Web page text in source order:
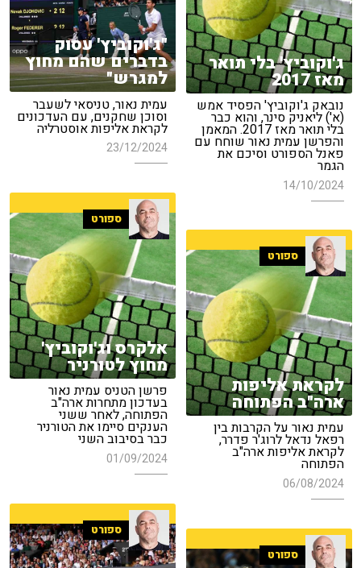
"ג'וקוביץ' עסוק
בדברים שהם מחוץ
למגרש"
עמית נאור, טניסאי לשעבר
וסוכן שחקנים, עם העדכונים
לקראת אליפות אוסטרליה
23/12/2024
ג'וקוביץ' בלי תואר
מאז 2017
נובאק ג'וקוביץ' הפסיד אמש
(א') ליאניק סינר, והוא כבר
בלי תואר מאז 2017. המאמן
והפרשן עמית נאור שוחח עם
פאנל הספורט וסיכם את
הגמר
14/10/2024
ספורט
אלקרס וג'וקוביץ'
מחוץ לטורניר
פרשן הטניס עמית נאור
בעדכון מתחרות ארה"ב
הפתוחה, לאחר ששני
הענקים סיימו את הטורניר
כבר בסיבוב השני
01/09/2024
ספורט
לקראת אליפות
ארה"ב הפתוחה
עמית נאור על הקרבות בין
רפאל נדאל לרוג'ר פדרר,
לקראת אליפות ארה"ב
הפתוחה
06/08/2024
ספורט
ספורט